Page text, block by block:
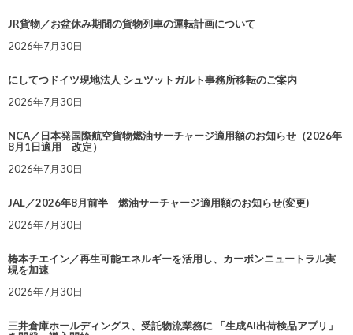
JR貨物／お盆休み期間の貨物列車の運転計画について
2026年7月30日
にしてつドイツ現地法人 シュツットガルト事務所移転のご案内
2026年7月30日
NCA／日本発国際航空貨物燃油サーチャージ適用額のお知らせ（2026年
8月1日適用 改定）
2026年7月30日
JAL／2026年8月前半 燃油サーチャージ適用額のお知らせ(変更)
2026年7月30日
椿本チエイン／再生可能エネルギーを活用し、カーボンニュートラル実
現を加速
2026年7月30日
三井倉庫ホールディングス、受託物流業務に 「生成AI出荷検品アプリ」